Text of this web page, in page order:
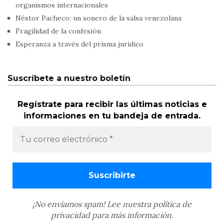
organismos internacionales
Néstor Pacheco: un sonero de la salsa venezolana
Fragilidad de la confesión
Esperanza a través del prisma jurídico
Suscríbete a nuestro boletín
Regístrate para recibir las últimas noticias e
informaciones en tu bandeja de entrada.
¡No enviamos spam! Lee nuestra política de
privacidadpara más información.